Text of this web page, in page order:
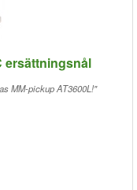
ersättningsnål
MM-pickup AT3600L!"